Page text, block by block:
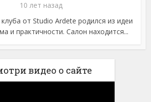
10 лет назад
от Studio Ardete родился из идеи
и практичности. Салон находится...
видео о сайте